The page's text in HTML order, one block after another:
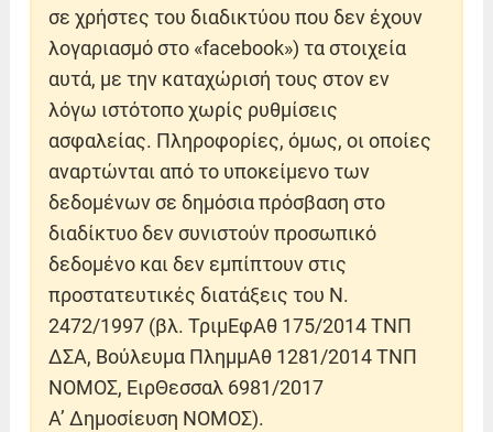
σε χρήστες του διαδικτύου που δεν έχουν
λογαριασμό στο «facebook») τα στοιχεία
αυτά, με την καταχώρισή τους στον εν
λόγω ιστότοπο χωρίς ρυθμίσεις
ασφαλείας. Πληροφορίες, όμως, οι οποίες
αναρτώνται από το υποκείμενο των
δεδομένων σε δημόσια πρόσβαση στο
διαδίκτυο δεν συνιστούν προσωπικό
δεδομένο και δεν εμπίπτουν στις
προστατευτικές διατάξεις του Ν.
2472/1997 (βλ. ΤριμΕφΑθ 175/2014 ΤΝΠ
ΔΣΑ, Βούλευμα ΠλημμΑθ 1281/2014 ΤΝΠ
ΝΟΜΟΣ, ΕιρΘεσσαλ 6981/2017
Α’ Δημοσίευση ΝΟΜΟΣ).